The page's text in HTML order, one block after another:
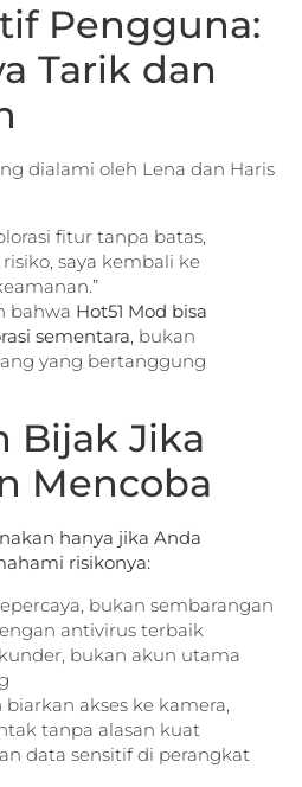
Pengguna:
Tarik dan
dialami oleh Lena dan Haris
fitur tanpa batas,
saya kembali ke
bahwa Hot51 Mod bisa
sementara, bukan
yang bertanggung
Bijak Jika
Mencoba
hanya jika Anda
risikonya:
bukan sembarangan
antivirus terbaik
bukan akun utama
akses ke kamera,
tanpa alasan kuat
data sensitif di perangkat